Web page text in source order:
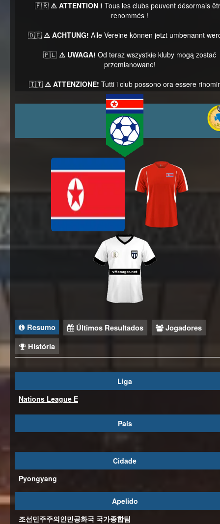
🇫🇷 ⚠️ ATTENTION ! Tous les clubs peuvent désormais
renommés !
🇩🇪 ⚠️ ACHTUNG! Alle Vereine können jetzt umbenannt
🇵🇱 ⚠️ UWAGA! Od teraz wszystkie kluby mogą zostać
przemianowane!
🇮🇹 ⚠️ ATTENZIONE! Tutti i club possono ora essere
Resumo Últimos Resultados
Jogadores
História
Liga
Nations League E
País
Cidade
Pyongyang
Apelido
조선민주주의인민공화국 국가종합팀